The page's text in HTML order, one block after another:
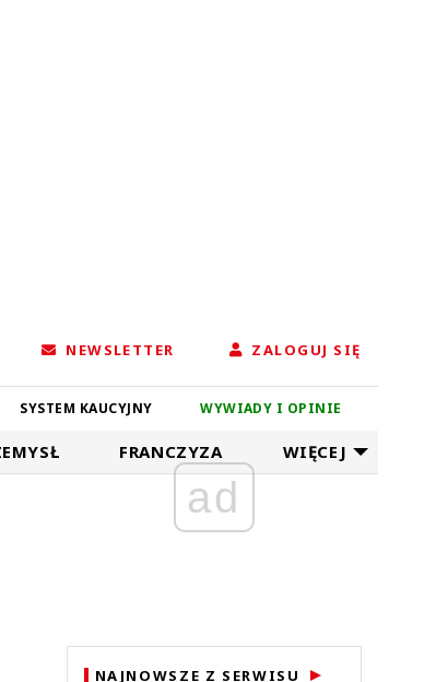
NEWSLETTER ZALOGUJ SIĘ
SYSTEM KAUCYJNY WYWIADY I OPINIE
FRANCZYZA WIĘCEJ
ad
NAJNOWSZE Z SERWISU